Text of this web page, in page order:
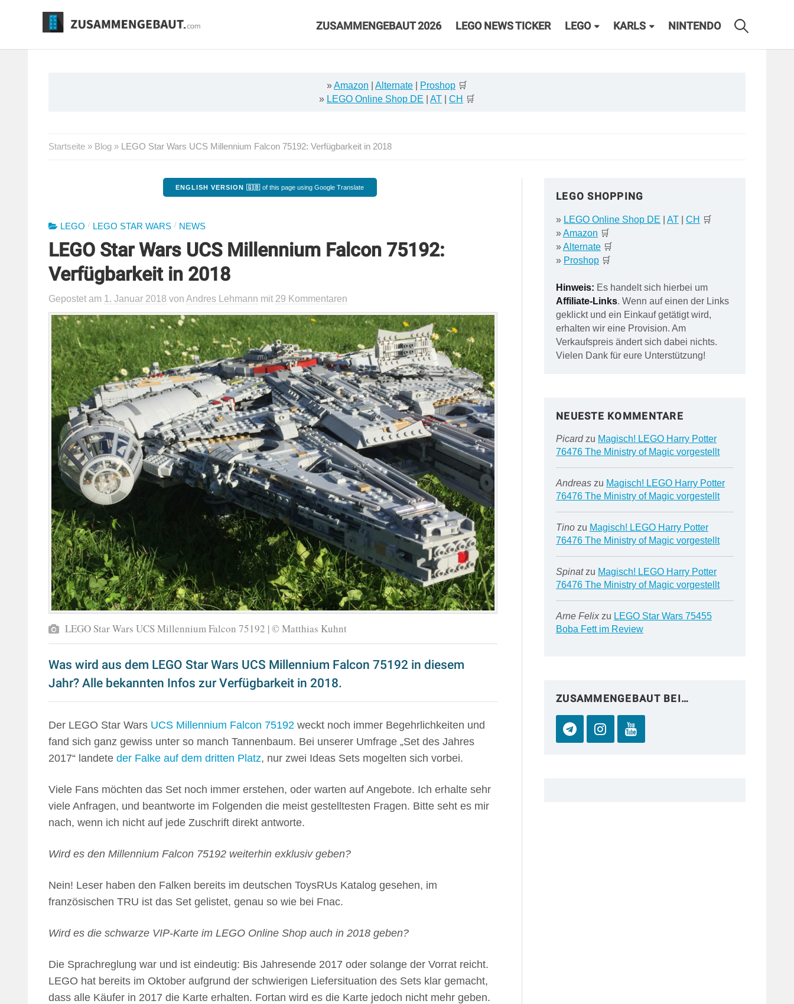
ZUSAMMENGEBAUT 2026 LEGO NEWS TICKER LEGO KARLS NINTENDO
»Amazon Alternate Proshop 🛒
» LEGO Online Shop DE AT CH 🛒
Startseite » Blog » LEGO Star Wars UCS Millennium Falcon 75192: Verfügbarkeit in 2018
ENGLISH VERSION 🇬🇧 of this page using Google Translate
LEGO / LEGO STAR WARS / NEWS
LEGO Star Wars UCS Millennium Falcon 75192:
Verfügbarkeit in 2018
Gepostet am 1. Januar 2018 von Andres Lehmann mit 29 Kommentaren
LEGO Star Wars UCS Millennium Falcon 75192 | © Matthias Kuhnt
Was wird aus dem LEGO Star Wars UCS Millennium Falcon 75192 in diesem
Jahr? Alle bekannten Infos zur Verfügbarkeit in 2018.
Der LEGO Star Wars UCS Millennium Falcon 75192 weckt noch immer Begehrlichkeiten und
fand sich ganz gewiss unter so manch Tannenbaum. Bei unserer Umfrage „Set des Jahres
2017“ landete der Falke auf dem dritten Platz, nur zwei Ideas Sets mogelten sich vorbei.
Viele Fans möchten das Set noch immer erstehen, oder warten auf Angebote. Ich erhalte sehr
viele Anfragen, und beantworte im Folgenden die meist gestelltesten Fragen. Bitte seht es mir
nach, wenn ich nicht auf jede Zuschrift direkt antworte.
Wird es den Millennium Falcon 75192 weiterhin exklusiv geben?
Nein! Leser haben den Falken bereits im deutschen ToysRUs Katalog gesehen, im
französischen TRU ist das Set gelistet, genau so wie bei Fnac.
Wird es die schwarze VIP-Karte im LEGO Online Shop auch in 2018 geben?
Die Sprachreglung war und ist eindeutig: Bis Jahresende 2017 oder solange der Vorrat reicht.
LEGO hat bereits im Oktober aufgrund der schwierigen Liefersituation des Sets klar gemacht,
dass alle Käufer in 2017 die Karte erhalten. Fortan wird es die Karte jedoch nicht mehr geben.
LEGO SHOPPING
» LEGO Online Shop DE AT| CH 🛒
»Amazon 🛒
»Alternate🛒
» Proshop🛒
Hinweis: Es handelt sich hierbei um
Affiliate-Links. Wenn auf einen der Links
geklickt und ein Einkauf getätigt wird,
erhalten wir eine Provision. Am
Verkaufspreis ändert sich dabei nichts.
Vielen Dank für eure Unterstützung!
NEUESTE KOMMENTARE
Picardzu Magisch! LEGO Harry Potter
76476 The Ministry of Magic vorgestellt
Andreaszu Magisch! LEGO Harry Potter
76476 The Ministry of Magic vorgestellt
Tinozu Magisch! LEGO Harry Potter
76476 The Ministry of Magic vorgestellt
Spinatzu Magisch! LEGO Harry Potter
76476 The Ministry of Magic vorgestellt
Arne Felixzu LEGO Star Wars 75455
Boba Fett im Review
ZUSAMMENGEBAUT BEI…